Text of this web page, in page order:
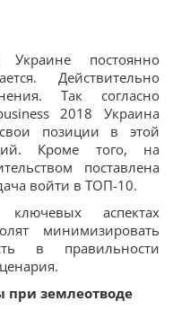
Украине постоянно
Действительно
Так согласно
2018 Украина
позиции в этой
Кроме того, на
поставлена
войти в ТОП-10.
аспектах
минимизировать
в правильности
при землеотводе